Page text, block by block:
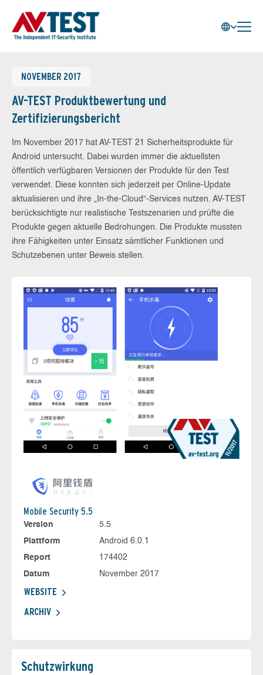
NOVEMBER 2017
AV-TEST Produktbewertung und
Zertifizierungsbericht
Im November 2017 hat AV-TEST 21 Sicherheitsprodukte für
Android untersucht. Dabei wurden immer die aktuellsten
öffentlich verfügbaren Versionen der Produkte für den Test
verwendet. Diese konnten sich jederzeit per Online-Update
aktualisieren und ihre „In-the-Cloud“-Services nutzen. AV-TEST
berücksichtigte nur realistische Testszenarien und prüfte die
Produkte gegen aktuelle Bedrohungen. Die Produkte mussten
ihre Fähigkeiten unter Einsatz sämtlicher Funktionen und
Schutzebenen unter Beweis stellen.
Mobile Security 5.5
Version
5.5
Plattform
Android 6.0.1
Report
174402
Datum
November 2017
WEBSITE
ARCHIV
Schutz­wirkung